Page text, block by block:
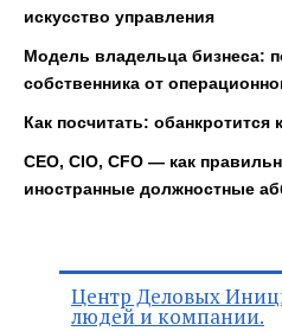
искусство управления
Модель владельца бизнеса:
собственника от
Как посчитать: обанкротится
CEO, CIO, CFO — как
иностранные должностные
Центр Деловых
людей и компании.